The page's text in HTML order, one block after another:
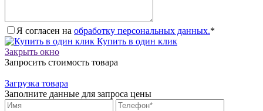
Я согласен на обработку персональных данных.*
Купить в один клик
Закрыть окно
Запросить стоимость товара
Загрузка товара
Заполните данные для запроса цены